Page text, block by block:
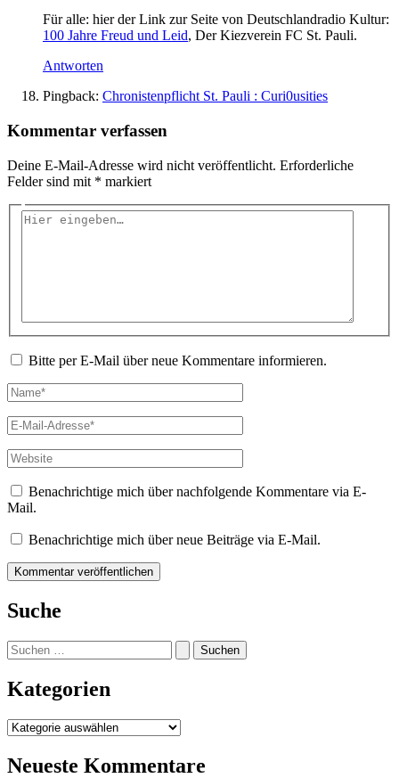
Für alle: hier der Link zur Seite von Deutschlandradio Kultur:
100 Jahre Freud und Leid, Der Kiezverein FC St. Pauli.
Antworten
Pingback: Chronistenpflicht St. Pauli : Curi0usities
Kommentar verfassen
Deine E-Mail-Adresse wird nicht veröffentlicht. Erforderliche
Felder sind mit * markiert
Hier
Bitte per E-Mail über neue Kommentare informieren.
Name*
E-
Mail-
Adresse*
Website
Benachrichtige mich über nachfolgende Kommentare via E-
Mail.
Benachrichtige mich über neue Beiträge via E-Mail.
Suche
Suchen
nach:
Kategorien
Kategorien
Neueste Kommentare